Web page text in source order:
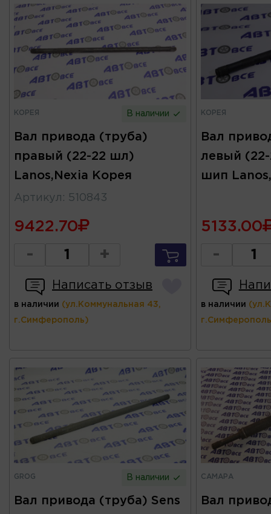
КОРЕЯ В наличии
Вал привода (труба)
правый (22-22 шл)
Lanos,Nexia Корея
Артикул : 510843
9422.70
- +
Написать отзыв
в наличии (ул.Коммунальная 43,
г.Симферополь)
КОРЕЯ
Вал
левый
шип
5133.00
-
в наличии
GROG В наличии
Вал привода (труба) Sens
САМАРА
Вал